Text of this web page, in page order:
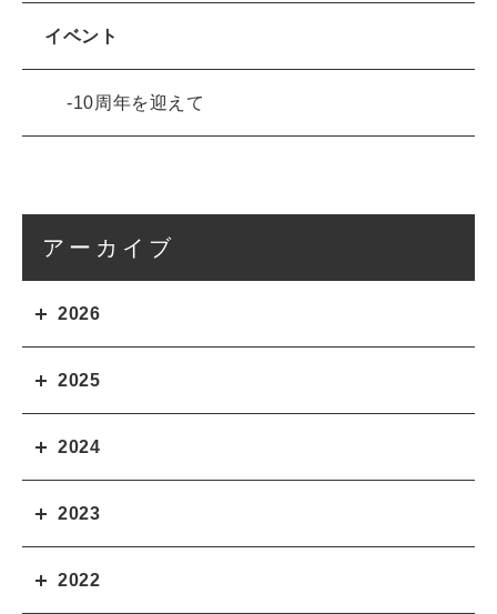
イベント
10周年を迎えて
アーカイブ
2026
2025
2024
2023
2022